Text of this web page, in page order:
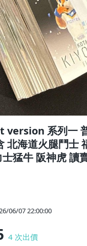
version 系列一
北海道火腿鬥士
猛牛 阪神虎 讀
06/07 22:00:00
4 次出價